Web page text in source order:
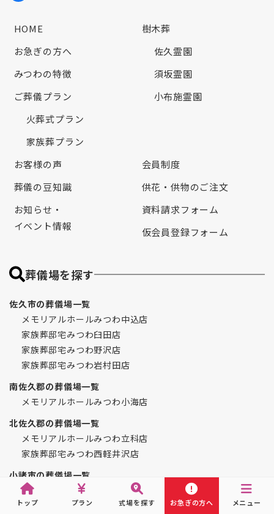
トップ プラン 式場を探す お急ぎの方へ メニュー
HOME
お急ぎの方へ
みつわの特徴
ご葬儀プラン
火葬式プラン
家族葬プラン
樹木葬
佐久霊園
須坂霊園
小布施霊園
お客様の声
葬儀の豆知識
お知らせ・
イベント情報
会員制度
供花・供物のご注文
資料請求フォーム
仮会員登録フォーム
葬儀場を探す
佐久市の葬儀場一覧
メモリアルホールみつわ中込店
家族葬邸宅みつわ臼田店
家族葬邸宅みつわ野沢店
家族葬邸宅みつわ岩村田店
南佐久郡の葬儀場一覧
メモリアルホールみつわ小海店
北佐久郡の葬儀場一覧
メモリアルホールみつわ立科店
家族葬邸宅みつわ西軽井沢店
小諸市の葬儀場一覧
家族葬邸宅みつわ御影長土呂店
家族葬邸宅みつわ小諸西原店